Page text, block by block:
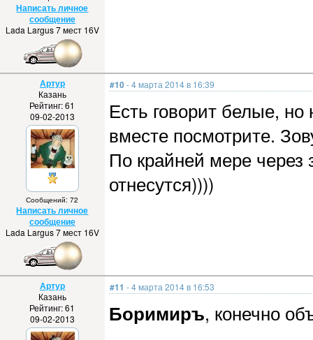
Написать личное
сообщение
Lada Largus 7 мест 16V
Артур
Казань
Рейтинг: 61
09-02-2013
Сообщений: 72
Написать личное
сообщение
Lada Largus 7 мест 16V
#10- 4 марта 2014 в 16:39
Есть говорит белые,
вместе посмотрите.
По крайней мере через
отнесутся))))
Артур
Казань
Рейтинг: 61
09-02-2013
#11 - 4 марта 2014 в 16:53
Боримиръ, конечно